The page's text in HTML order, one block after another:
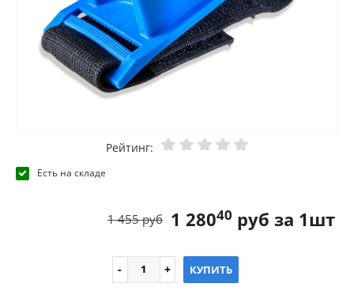
Рейтинг:
Есть на складе
1 28040 руб за 1шт
1 455 руб
КУПИТЬ